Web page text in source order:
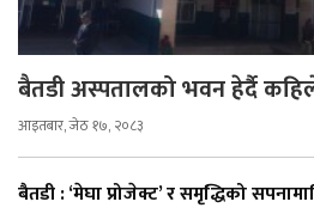
बैतडी अस्पतालको भवन हेर्दै
आइतबार, जेठ १७, २०८३
बैतडी : ‘मेघा प्रोजेक्ट’ र समृद्धिको